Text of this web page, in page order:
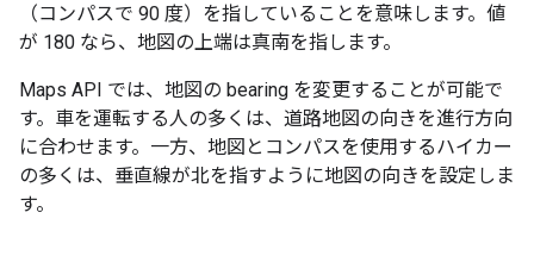
（コンパスで 90 度）を指していることを意味します。値
が 180 なら、地図の上端は真南を指します。
Maps API では、地図の bearing を変更することが可能で
す。車を運転する人の多くは、道路地図の向きを進行方向
に合わせます。一方、地図とコンパスを使用するハイカー
の多くは、垂直線が北を指すように地図の向きを設定しま
す。